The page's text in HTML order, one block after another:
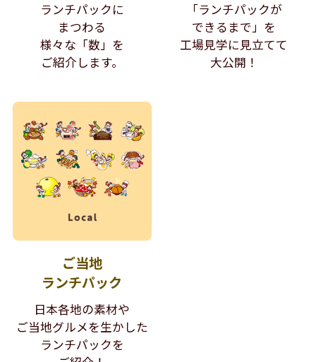
ランチパックに
まつわる
様々な「数」を
ご紹介します。
「ランチパックが
できるまで」を
工場見学に見立てて
大公開！
ご当地
ランチパック
日本各地の素材や
ご当地グルメを生かした
ランチパックを